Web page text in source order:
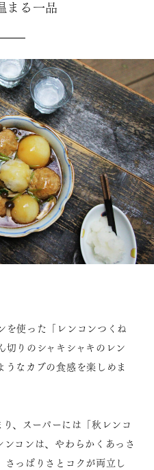
まる一品
を使った「レンコンつくね
切りのシャキシャキのレン
うなカブの食感を楽しめま
、スーパーには「秋レンコ
コンは、やわらかくあっさ
さっぱりさとコクが両立し